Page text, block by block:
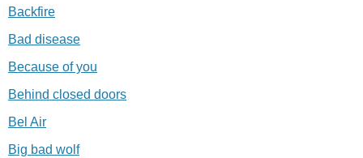
Backfire
Bad disease
Because of you
Behind closed doors
Bel Air
Big bad wolf